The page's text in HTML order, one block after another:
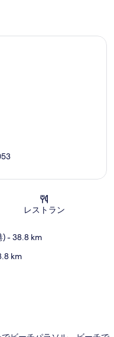
口
レストラン
) - 38.8 km
km